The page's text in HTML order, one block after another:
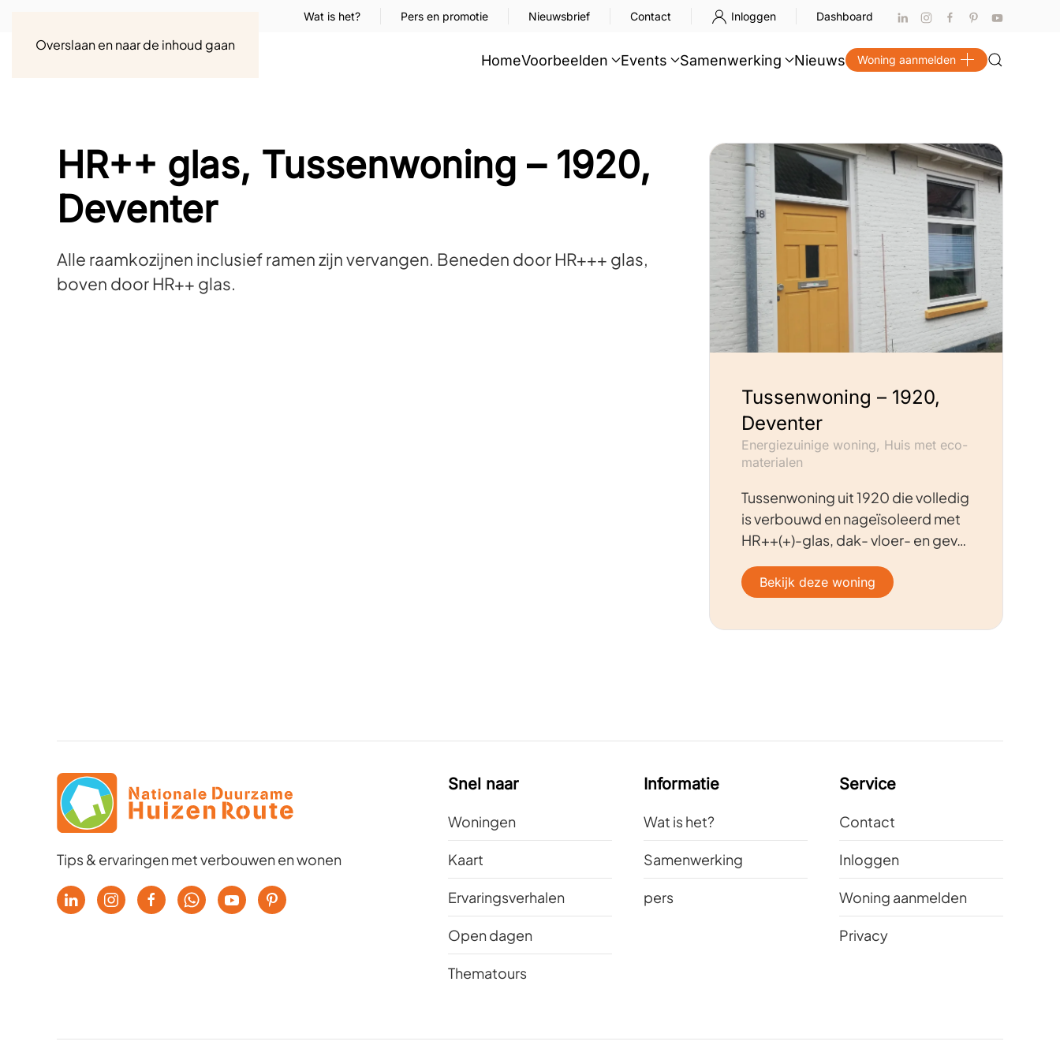
Overslaan en naar de inhoud gaan
Wat is het? Pers en promotie Nieuwsbrief Contact Inloggen Dashboard
HomeVoorbeelden Events Samenwerking Nieuws Woning aanmelden
HR++ glas, Tussenwoning – 1920,
Deventer
Alle raamkozijnen inclusief ramen zijn vervangen. Beneden door HR+++ glas,
boven door HR++ glas.
Tussenwoning – 1920,
Deventer
Energiezuinige woning, Huis met eco-
materialen
Tussenwoning uit 1920 die volledig
is verbouwd en nageïsoleerd met
HR++(+)-glas, dak- vloer- en gev…
Bekijk deze woning
Tips & ervaringen met verbouwen en wonen
Snel naar
Woningen
Kaart
Ervaringsverhalen
Open dagen
Thematours
Informatie
Wat is het?
Samenwerking
pers
Service
Contact
Inloggen
Woning aanmelden
Privacy